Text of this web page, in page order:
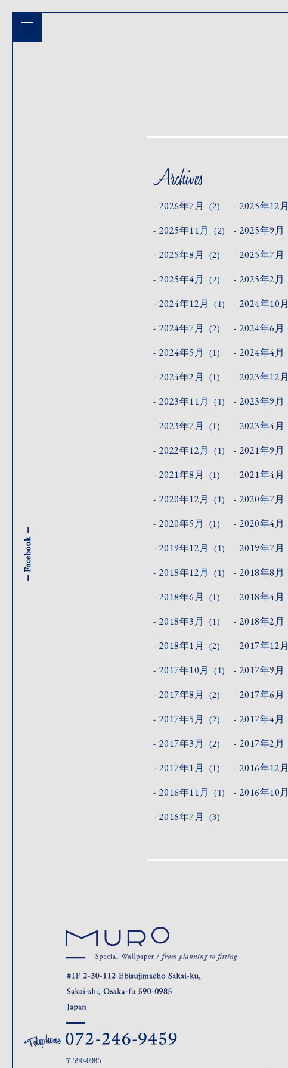
2026年7月 (2) 2025年12月
2025年11月 (2) 2025年9月
2025年8月 (2) 2025年7月
2025年4月 (2) 2025年2月
2024年12月 (1) 2024年10月
2024年7月 (2) 2024年6月
2024年5月 (1) 2024年4月
2024年2月 (1) 2023年12月
2023年11月 (1) 2023年9月
2023年7月 (1) 2023年4月
2022年12月 (1) 2021年9月
2021年8月 (1) 2021年4月
2020年12月 (1) 2020年7月
2020年5月 (1) 2020年4月
2019年12月 (1) 2019年7月
2018年12月 (1) 2018年8月
2018年6月 (1) 2018年4月
2018年3月 (1) 2018年2月
2018年1月 (2) 2017年12月
2017年10月 (1) 2017年9月
2017年8月 (2) 2017年6月
2017年5月 (2) 2017年4月
2017年3月 (2) 2017年2月
2017年1月 (1) 2016年12月
2016年11月 (1) 2016年10月
2016年7月 (3)
〒590-0985